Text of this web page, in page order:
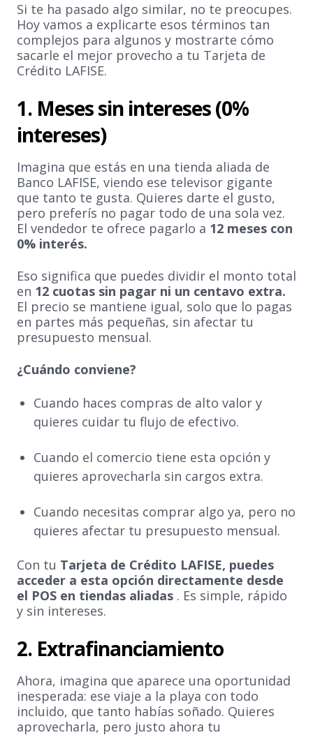
Si te ha pasado algo similar, no te preocupes.
Hoy vamos a explicarte esos términos tan
complejos para algunos y mostrarte cómo
sacarle el mejor provecho a tu Tarjeta de
Crédito LAFISE.
1. Meses sin intereses (0%
intereses)
Imagina que estás en una tienda aliada de
Banco LAFISE, viendo ese televisor gigante
que tanto te gusta. Quieres darte el gusto,
pero preferís no pagar todo de una sola vez.
El vendedor te ofrece pagarlo a 12 meses con
0% interés.
Eso significa que puedes dividir el monto total
en 12 cuotas sin pagar ni un centavo extra.
El precio se mantiene igual, solo que lo pagas
en partes más pequeñas, sin afectar tu
presupuesto mensual.
¿Cuándo conviene?
Cuando haces compras de alto valor y
quieres cuidar tu flujo de efectivo.
Cuando el comercio tiene esta opción y
quieres aprovecharla sin cargos extra.
Cuando necesitas comprar algo ya, pero no
quieres afectar tu presupuesto mensual.
Con tu Tarjeta de Crédito LAFISE, puedes
acceder a esta opción directamente desde
el POS en tiendas aliadas . Es simple, rápido
y sin intereses.
2. Extrafinanciamiento
Ahora, imagina que aparece una oportunidad
inesperada: ese viaje a la playa con todo
incluido, que tanto habías soñado. Quieres
aprovecharla, pero justo ahora tu